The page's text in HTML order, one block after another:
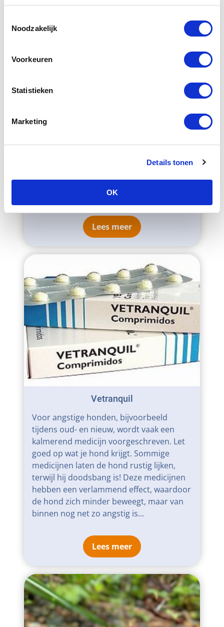
Noodzakelijk
Voorkeuren
Statistieken
Marketing
Details tonen
OK
maken het huis extra gezellig door het
versieringen, het branden van kaarsjes in
huis en er staan aantrekkelijke hapjes op
kerstattributen zijn namelijk giftig óf
gevaarlijk voor honden.
Lees meer
Vetranquil
Voor angstige honden, bijvoorbeeld
tijdens oud- en nieuw, wordt vaak een
kalmerend medicijn voorgeschreven. Let
goed op wat je hond krijgt. Sommige
medicijnen laten de hond rustig lijken,
terwijl hij doodsbang is! Deze medicijnen
hebben een verlammend effect, waardoor
de hond zich minder beweegt, maar van
binnen nog net zo angstig is...
Lees meer